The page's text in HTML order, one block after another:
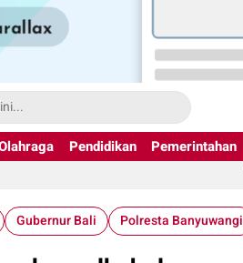
Pendidikan Pemerintahan
Gubernur Bali Polresta Banyuwangi